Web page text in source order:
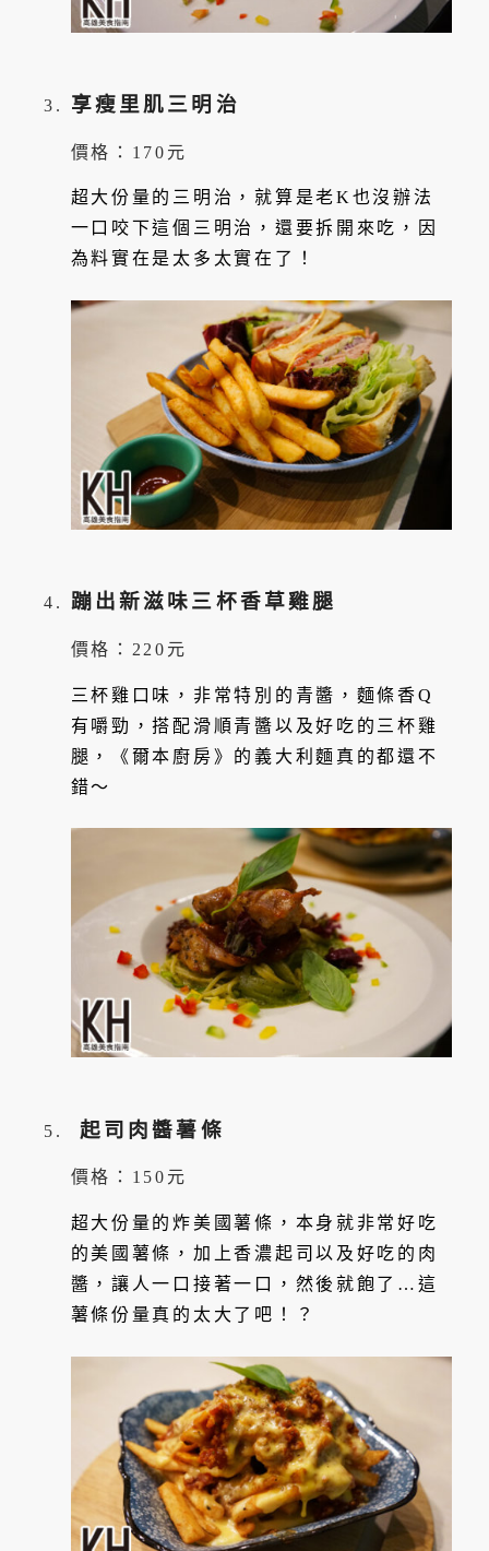
享瘦里肌三明治
價格：170元
超大份量的三明治，就算是老K也沒辦法
一口咬下這個三明治，還要拆開來吃，因
為料實在是太多太實在了！
蹦出新滋味三杯香草雞腿
價格：220元
三杯雞口味，非常特別的青醬，麵條香Q
有嚼勁，搭配滑順青醬以及好吃的三杯雞
腿，《爾本廚房》的義大利麵真的都還不
錯～
起司肉醬薯條
價格：150元
超大份量的炸美國薯條，本身就非常好吃
的美國薯條，加上香濃起司以及好吃的肉
醬，讓人一口接著一口，然後就飽了…這
薯條份量真的太大了吧！？